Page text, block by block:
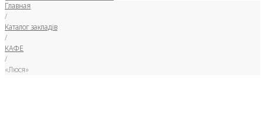
Главная
/
Каталог закладів
/
КАФЕ
/
«Люся»